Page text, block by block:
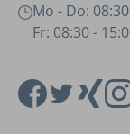
Mo - Do:
Fr: 08:30 -